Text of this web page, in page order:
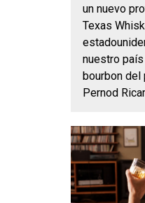
un nuevo
Texas
nuestro
bourbon
Pernod